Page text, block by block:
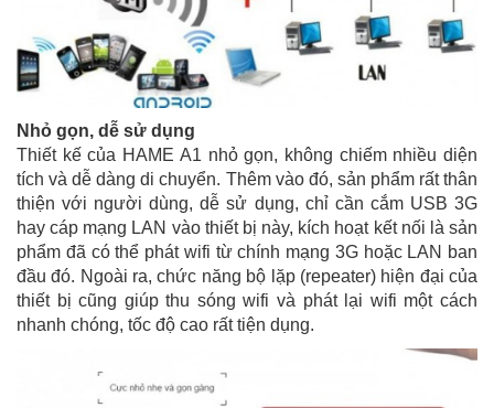
Nhỏ gọn, dễ sử dụng
Thiết kế của HAME A1 nhỏ gọn, không chiếm nhiều diện
tích và dễ dàng di chuyển. Thêm vào đó, sản phẩm rất thân
thiện với người dùng, dễ sử dụng, chỉ cần cắm USB 3G
hay cáp mạng LAN vào thiết bị này, kích hoạt kết nối là sản
phẩm đã có thể phát wifi từ chính mạng 3G hoặc LAN ban
đầu đó. Ngoài ra, chức năng bộ lặp (repeater) hiện đại của
thiết bị cũng giúp thu sóng wifi và phát lại wifi một cách
nhanh chóng, tốc độ cao rất tiện dụng.